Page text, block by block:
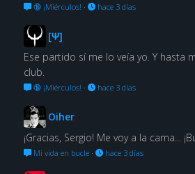
🔞 ¡Miérculos! · hace 3 días
[Ψ]
Ese partido sí me lo veía yo. Y hasta
club.
🔞 ¡Miérculos! · hace 3 días
Oiher
¡Gracias, Sergio! Me voy a la cama...
Mi vida en bucle· hace 3 días